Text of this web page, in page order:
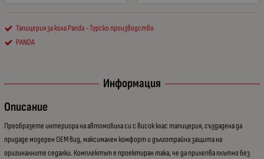
Тапицерия за кола Panda - Турско производство
PANDA
Информация
Описание
Преобразете интериора на автомобила си с висок клас тапицерия, създадена да
придаде модерен OEM вид, максимален комфорт и дълготрайна защита на
оригиналните седалки. Комплектът е проектиран така, че да прилепва плътно без